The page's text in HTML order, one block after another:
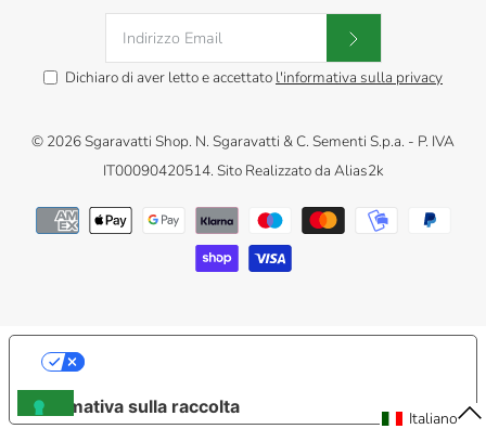
Dichiaro di aver letto e accettato l'informativa sulla privacy
© 2026Sgaravatti Shop. N. Sgaravatti & C. Sementi S.p.a. - P. IVA
IT00090420514. Sito Realizzato da Alias2k
IT
Informativa sulla raccolta
Italiano